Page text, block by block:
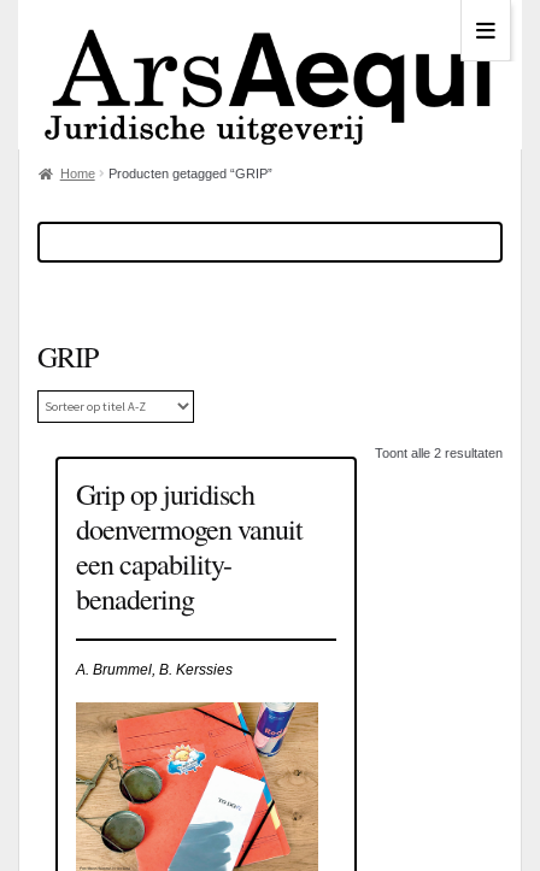
Home Producten getagged “GRIP”
GRIP
Toont alle 2 resultaten
Grip op juridisch
doenvermogen vanuit
een capability-
benadering
A. Brummel, B. Kerssies